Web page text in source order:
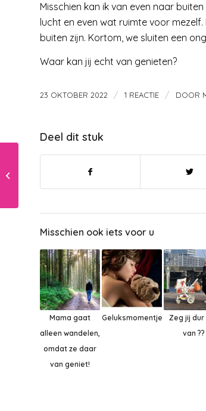
Misschien kan ik van even naar
lucht en even wat ruimte voor
buiten zijn. Kortom, we sluiten een
Waar kan jij echt van genieten?
23 OKTOBER 2022 / 1 REACTIE / DOOR
Deel dit stuk
Misschien ook iets voor u
Mama gaat
alleen wandelen,
omdat ze daar
van geniet!
Geluksmomentje
Zeg jij dur
van ??
ouderbijdrage: ‘Is het wel taak van
school om skireis...